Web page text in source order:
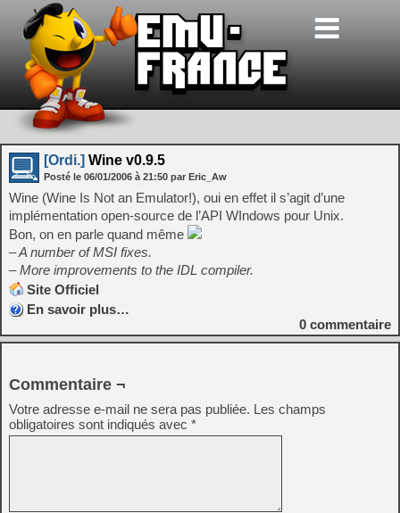
[Ordi.] Wine v0.9.5
Posté le 06/01/2006 à 21:50 par Eric_Aw
Wine (Wine Is Not an Emulator!), oui en effet il s’agit d’une
implémentation open-source de l’API WIndows pour Unix.
Bon, on en parle quand même
– A number of MSI fixes.
– More improvements to the IDL compiler.
Site Officiel
En savoir plus…
0 commentaire
Commentaire ¬
Votre adresse e-mail ne sera pas publiée. Les champs
obligatoires sont indiqués avec *